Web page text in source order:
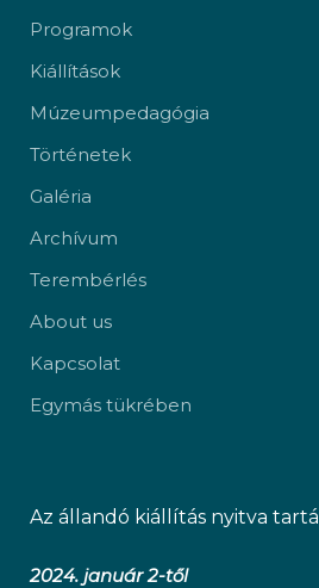
Programok
Kiállítások
Múzeumpedagógia
Történetek
Galéria
Archívum
Terembérlés
About us
Kapcsolat
Egymás tükrében
Az állandó kiállítás nyitva
2024. január 2-től